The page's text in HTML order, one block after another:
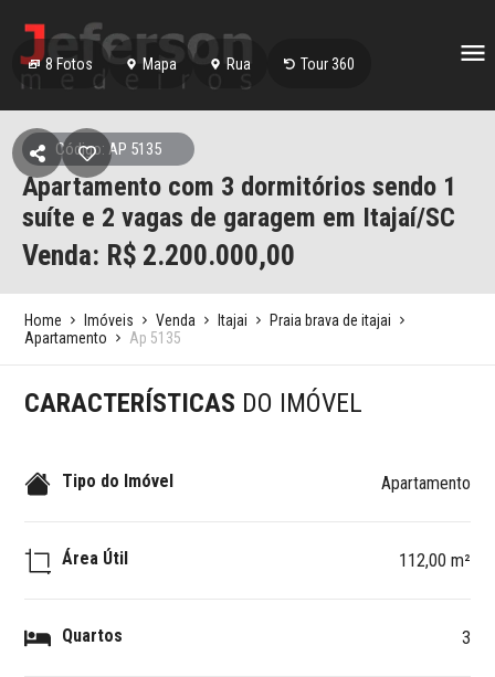
8 Fotos Mapa Rua Tour 360
Código: AP 5135
Apartamento com 3 dormitórios sendo 1
suíte e 2 vagas de garagem em Itajaí/SC
Venda: R$ 2.200.000,00
Home Imóveis Venda Itajai
Praia brava de itajai
Apartamento
Ap 5135
CARACTERÍSTICAS DO IMÓVEL
Tipo do Imóvel Apartamento
Área Útil 112,00 m²
Quartos 3